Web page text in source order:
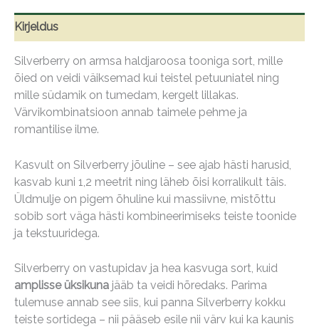
Kirjeldus
Silverberry on armsa haldjaroosa tooniga sort, mille
õied on veidi väiksemad kui teistel petuuniatel ning
mille südamik on tumedam, kergelt lillakas.
Värvikombinatsioon annab taimele pehme ja
romantilise ilme.
Kasvult on Silverberry jõuline – see ajab hästi harusid,
kasvab kuni 1,2 meetrit ning läheb õisi korralikult täis.
Üldmulje on pigem õhuline kui massiivne, mistõttu
sobib sort väga hästi kombineerimiseks teiste toonide
ja tekstuuridega.
Silverberry on vastupidav ja hea kasvuga sort, kuid
amplisse üksikuna jääb ta veidi hõredaks. Parima
tulemuse annab see siis, kui panna Silverberry kokku
teiste sortidega – nii pääseb esile nii värv kui ka kaunis